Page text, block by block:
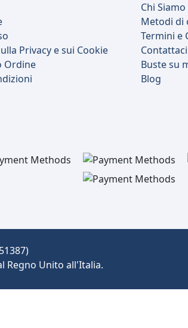
Privacy e sui Cookie
Ordine
Chi Siamo
Metodi di
Termini e
Contattaci
Buste su
Blog
Regno Unito all'Italia.